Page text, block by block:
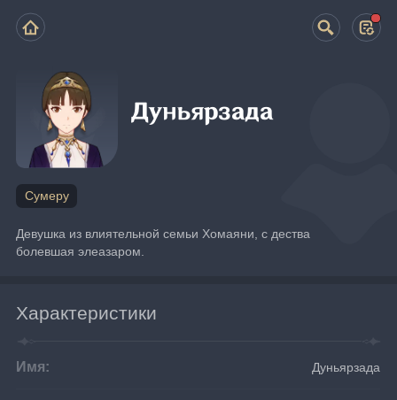
Дуньярзада
Сумеру
Девушка из влиятельной семьи Хомаяни, с дества
болевшая элеазаром.
Характеристики
Имя: Дуньярзада